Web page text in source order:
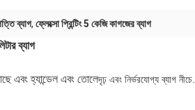
ব্যাগ, ফ্লেক্সো প্রিন্টিং 5 কেজি কাগজের ব্যাগ
ব্যাগ
এবং হ্যান্ডেল এবং তোলেদৃঢ় এবং নির্ভরযোগ্য ব্যাগ নীচে.